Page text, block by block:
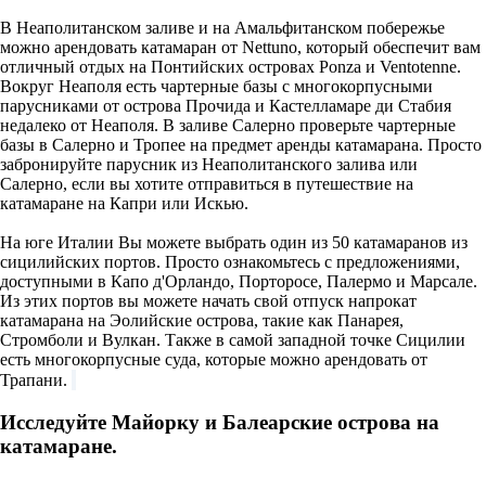
В Неаполитанском заливе и на Амальфитанском побережье
можно арендовать катамаран от Nettuno, который обеспечит вам
отличный отдых на Понтийских островах Ponza и Ventotenne.
Вокруг Неаполя есть чартерные базы с многокорпусными
парусниками от острова Прочида и Кастелламаре ди Стабия
недалеко от Неаполя. В заливе Салерно проверьте чартерные
базы в Салерно и Тропее на предмет аренды катамарана. Просто
забронируйте парусник из Неаполитанского залива или
Салерно, если вы хотите отправиться в путешествие на
катамаране на Капри или Искью.
На юге Италии Вы можете выбрать один из 50 катамаранов из
сицилийских портов. Просто ознакомьтесь с предложениями,
доступными в Капо д'Орландо, Порторосе, Палермо и Марсале.
Из этих портов вы можете начать свой отпуск напрокат
катамарана на Эолийские острова, такие как Панарея,
Стромболи и Вулкан. Также в самой западной точке Сицилии
есть многокорпусные суда, которые можно арендовать от
Трапани.
Исследуйте Майорку и Балеарские острова на
катамаране.